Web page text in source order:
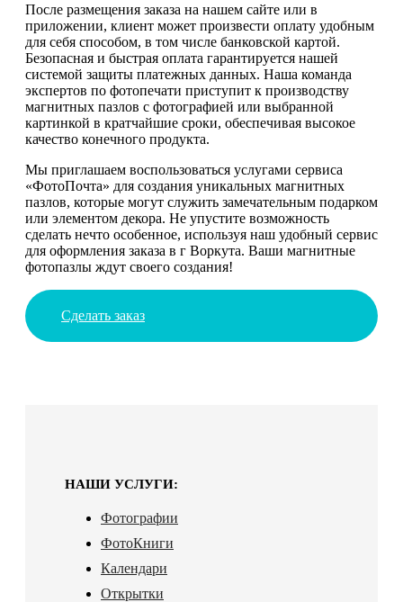
После размещения заказа на нашем сайте или в
приложении, клиент может произвести оплату удобным
для себя способом, в том числе банковской картой.
Безопасная и быстрая оплата гарантируется нашей
системой защиты платежных данных. Наша команда
экспертов по фотопечати приступит к производству
магнитных пазлов с фотографией или выбранной
картинкой в кратчайшие сроки, обеспечивая высокое
качество конечного продукта.
Мы приглашаем воспользоваться услугами сервиса
«ФотоПочта» для создания уникальных магнитных
пазлов, которые могут служить замечательным подарком
или элементом декора. Не упустите возможность
сделать нечто особенное, используя наш удобный сервис
для оформления заказа в г Воркута. Ваши магнитные
фотопазлы ждут своего создания!
Сделать заказ
НАШИ УСЛУГИ:
Фотографии
ФотоКниги
Календари
Открытки